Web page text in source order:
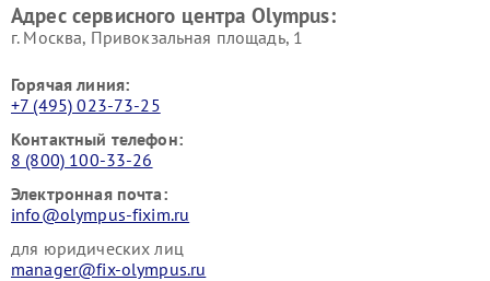
Адрес сервисного центра Olympus:
г. Москва, Привокзальная площадь, 1
Горячая линия:
+7 (495) 023-73-25
Контактный телефон:
8 (800) 100-33-26
Электронная почта:
info@olympus-fixim.ru
для юридических лиц
manager@fix-olympus.ru